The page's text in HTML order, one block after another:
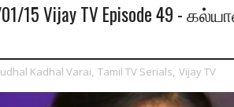
01/15 Vijay TV Episode 49 -
Kadhal Varai, Tamil TV Serials, Vijay TV